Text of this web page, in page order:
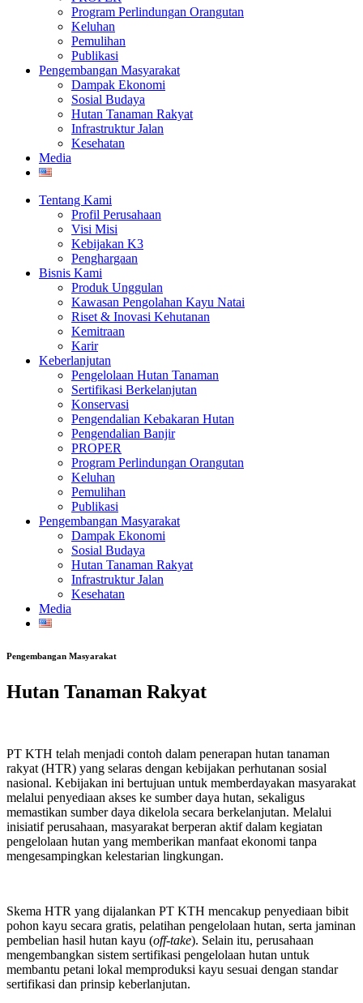
Program Perlindungan Orangutan
Keluhan
Pemulihan
Publikasi
Pengembangan Masyarakat
Dampak Ekonomi
Sosial Budaya
Hutan Tanaman Rakyat
Infrastruktur Jalan
Kesehatan
Media
Tentang Kami
Profil Perusahaan
Visi Misi
Kebijakan K3
Penghargaan
Bisnis Kami
Produk Unggulan
Kawasan Pengolahan Kayu Natai
Riset & Inovasi Kehutanan
Kemitraan
Karir
Keberlanjutan
Pengelolaan Hutan Tanaman
Sertifikasi Berkelanjutan
Konservasi
Pengendalian Kebakaran Hutan
Pengendalian Banjir
PROPER
Program Perlindungan Orangutan
Keluhan
Pemulihan
Publikasi
Pengembangan Masyarakat
Dampak Ekonomi
Sosial Budaya
Hutan Tanaman Rakyat
Infrastruktur Jalan
Kesehatan
Media
Pengembangan Masyarakat
Hutan Tanaman Rakyat
PT KTH telah menjadi contoh dalam penerapan hutan tanaman
rakyat (HTR) yang selaras dengan kebijakan perhutanan sosial
nasional. Kebijakan ini bertujuan untuk memberdayakan masyarakat
melalui penyediaan akses ke sumber daya hutan, sekaligus
memastikan sumber daya dikelola secara berkelanjutan. Melalui
inisiatif perusahaan, masyarakat berperan aktif dalam kegiatan
pengelolaan hutan yang memberikan manfaat ekonomi tanpa
mengesampingkan kelestarian lingkungan.
Skema HTR yang dijalankan PT KTH mencakup penyediaan bibit
pohon kayu secara gratis, pelatihan pengelolaan hutan, serta jaminan
pembelian hasil hutan kayu (off-take). Selain itu, perusahaan
mengembangkan sistem sertifikasi pengelolaan hutan untuk
membantu petani lokal memproduksi kayu sesuai dengan standar
sertifikasi dan prinsip keberlanjutan.